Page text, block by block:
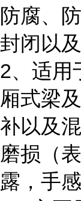
防腐、
封闭以
2、适用
厢式梁
补以及
磨损（
露，手